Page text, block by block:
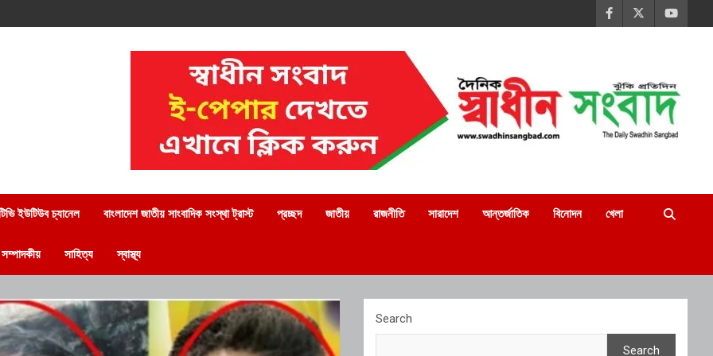
ইউটিউব চ্যানেল বাংলাদেশ জাতীয় সাংবাদিক সংস্থা ট্রাস্ট প্রচ্ছদ জাতীয় রাজনীতি সারাদেশ আন্তর্জাতিক বিনোদন খেলা
সম্পাদকীয় সাহিত্য স্বাস্থ্য
Search
Search